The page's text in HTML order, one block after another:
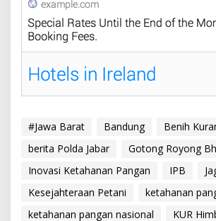
#Jawa Barat Bandung
Benih
berita Polda Jabar
Gotong Royong
Inovasi Ketahanan Pangan
IPB
Kesejahteraan Petani
ketahanan
ketahanan pangan nasional
KUR